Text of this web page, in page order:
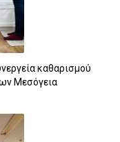
καθαρισμού
Μεσόγεια